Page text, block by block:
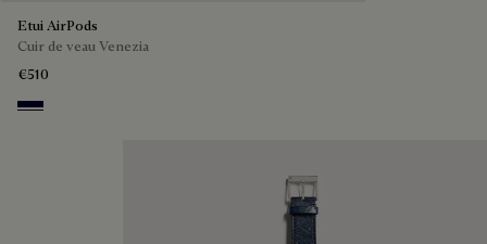
Etui AirPods
Cuir de veau Venezia
€510
Nero Blu